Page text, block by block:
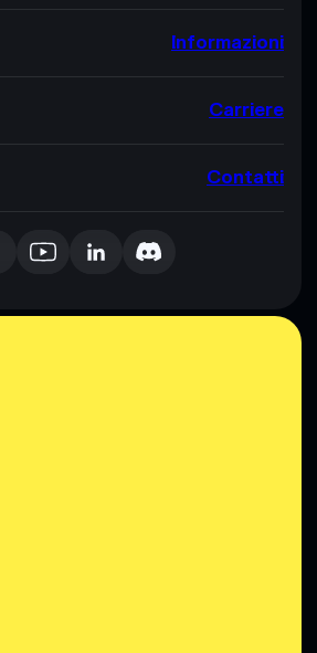
Informazioni
Carriere
Contatti